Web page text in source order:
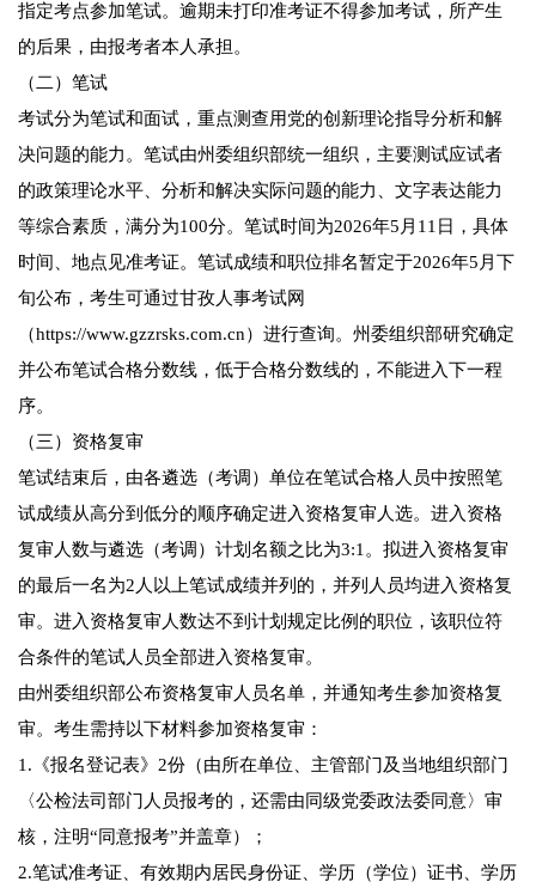
指定考点参加笔试。逾期未打印准考证不得参加考试，所产生
的后果，由报考者本人承担。
（二）笔试
考试分为笔试和面试，重点测查用党的创新理论指导分析和解
决问题的能力。笔试由州委组织部统一组织，主要测试应试者
的政策理论水平、分析和解决实际问题的能力、文字表达能力
等综合素质，满分为100分。笔试时间为2026年5月11日，具体
时间、地点见准考证。笔试成绩和职位排名暂定于2026年5月下
旬公布，考生可通过甘孜人事考试网
（https://www.gzzrsks.com.cn）进行查询。州委组织部研究确定
并公布笔试合格分数线，低于合格分数线的，不能进入下一程
序。
（三）资格复审
笔试结束后，由各遴选（考调）单位在笔试合格人员中按照笔
试成绩从高分到低分的顺序确定进入资格复审人选。进入资格
复审人数与遴选（考调）计划名额之比为3:1。拟进入资格复审
的最后一名为2人以上笔试成绩并列的，并列人员均进入资格复
审。进入资格复审人数达不到计划规定比例的职位，该职位符
合条件的笔试人员全部进入资格复审。
由州委组织部公布资格复审人员名单，并通知考生参加资格复
审。考生需持以下材料参加资格复审：
1.《报名登记表》2份（由所在单位、主管部门及当地组织部门
〈公检法司部门人员报考的，还需由同级党委政法委同意〉审
核，注明“同意报考”并盖章）；
2.笔试准考证、有效期内居民身份证、学历（学位）证书、学历